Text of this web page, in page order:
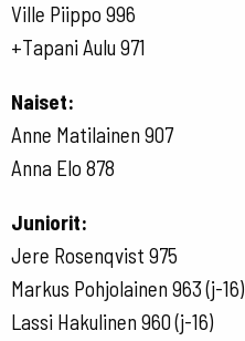
Ville Piippo 996
+Tapani Aulu 971
Naiset:
Anne Matilainen 907
Anna Elo 878
Juniorit:
Jere Rosenqvist 975
Markus Pohjolainen 963 (j-16)
Lassi Hakulinen 960 (j-16)